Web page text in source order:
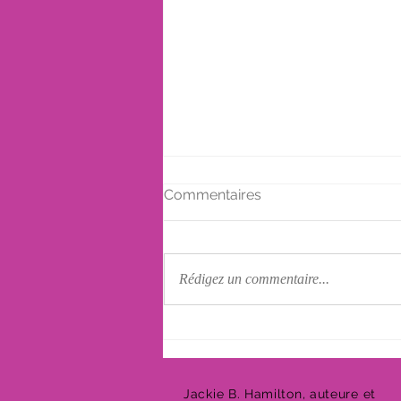
Commentaires
Rédigez un commentaire...
Jackie B. Hamilton, auteure et